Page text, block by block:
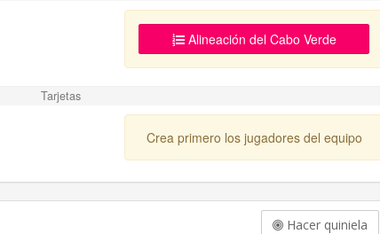
Alineación del Cabo Verde
Tarjetas
Crea primero los jugadores del equipo
Hacer quiniela